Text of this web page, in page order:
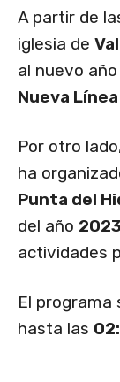
A partir de
iglesia de
al nuevo
Nueva Línea
Por otro
ha
Punta del
del año 2023
actividades
El programa
hasta las